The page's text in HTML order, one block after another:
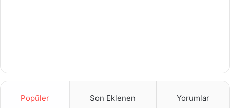
Popüler Son Eklenen Yorumlar